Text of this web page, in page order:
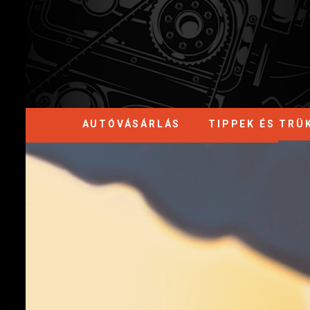
AUTÓVÁSÁRLÁS TIPPEK ÉS